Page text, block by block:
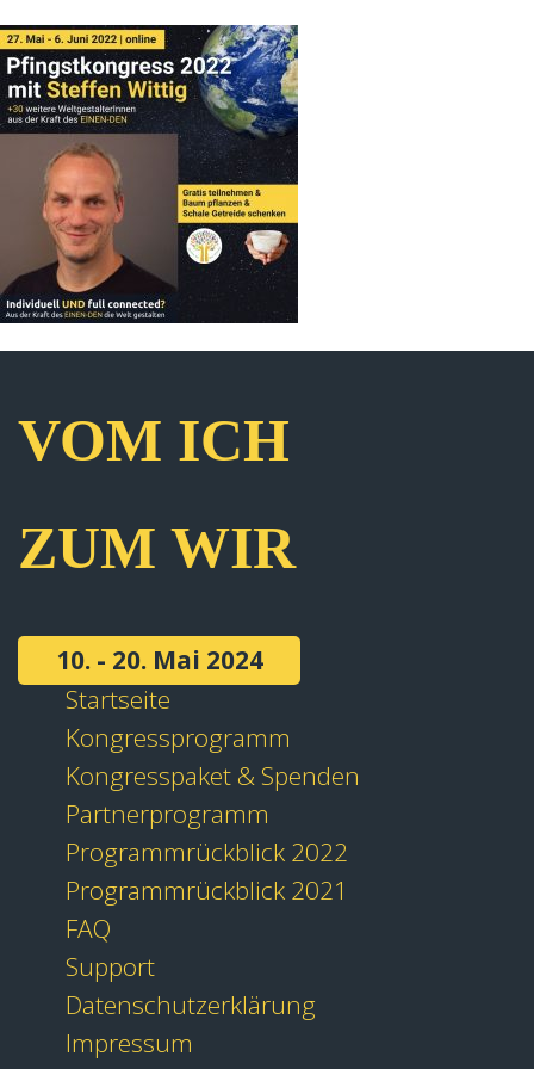
VOM ICH
ZUM WIR
10. - 20. Mai 2024
Startseite
Kongressprogramm
Kongresspaket & Spenden
Partnerprogramm
Programmrückblick 2022
Programmrückblick 2021
FAQ
Support
Datenschutzerklärung
Impressum